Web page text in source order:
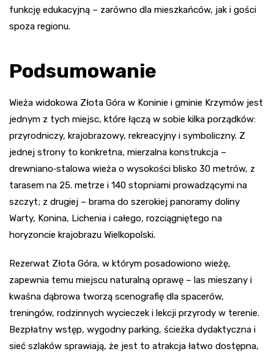
funkcję edukacyjną – zarówno dla mieszkańców, jak i gości
spoza regionu.
Podsumowanie
Wieża widokowa Złota Góra w Koninie i gminie Krzymów jest
jednym z tych miejsc, które łączą w sobie kilka porządków:
przyrodniczy, krajobrazowy, rekreacyjny i symboliczny. Z
jednej strony to konkretna, mierzalna konstrukcja –
drewniano‑stalowa wieża o wysokości blisko 30 metrów, z
tarasem na 25. metrze i 140 stopniami prowadzącymi na
szczyt; z drugiej – brama do szerokiej panoramy doliny
Warty, Konina, Lichenia i całego, rozciągniętego na
horyzoncie krajobrazu Wielkopolski.
Rezerwat Złota Góra, w którym posadowiono wieżę,
zapewnia temu miejscu naturalną oprawę – las mieszany i
kwaśna dąbrowa tworzą scenografię dla spacerów,
treningów, rodzinnych wycieczek i lekcji przyrody w terenie.
Bezpłatny wstęp, wygodny parking, ścieżka dydaktyczna i
sieć szlaków sprawiają, że jest to atrakcja łatwo dostępna,